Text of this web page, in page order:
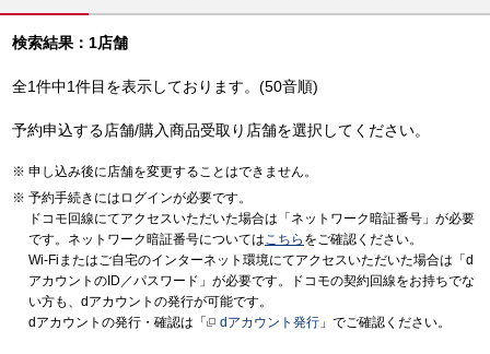
検索結果：1店舗
全1件中1件目を表示しております。(50音順)
予約申込する店舗/購入商品受取り店舗を選択してください。
申し込み後に店舗を変更することはできません。
予約手続きにはログインが必要です。
ドコモ回線にてアクセスいただいた場合は「ネットワーク暗証番号」が必要
です。ネットワーク暗証番号についてはこちら をご確認ください。
Wi-Fiまたはご自宅のインターネット環境にてアクセスいただいた場合は「d
アカウントのID／パスワード」が必要です。ドコモの契約回線をお持ちでな
い方も、dアカウントの発行が可能です。
dアカウントの発行・確認は「
dアカウント発行 」でご確認ください。